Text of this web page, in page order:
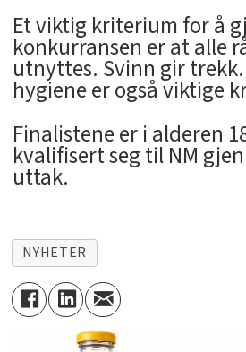
Et viktig kriterium for å
konkurransen er at alle
utnyttes. Svinn gir
hygiene er også viktige
Finalistene er i alderen
kvalifisert seg til NM
uttak.
NYHETER